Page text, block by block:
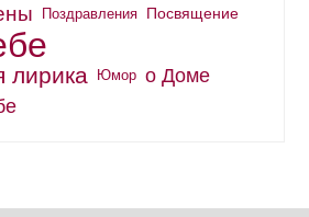
Поздравления Посвящение
лирика Юмор о Доме